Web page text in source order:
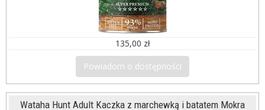
135,00 zł
Powiadom o dostępności
Wataha Hunt Adult Kaczka z marchewką i batatem Mokra